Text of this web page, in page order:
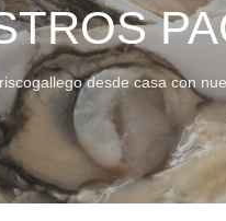
desde casa con